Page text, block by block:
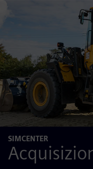
SIMCENTER